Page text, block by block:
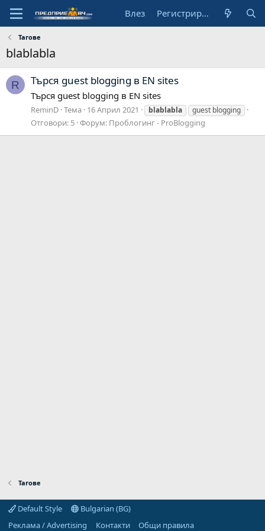
Влез Регистрирай се
Тагове
blablabla
R Търся guest blogging в EN sites
Търся guest blogging в EN sites
ReminD Тема 16 Април 2021 blablabla guest blogging
Отговори: 5 Форум: Проблогинг - ProBlogging
Тагове
Default Style
Bulgarian (BG)
Реклама / Advertising
Контакти
Общи правила